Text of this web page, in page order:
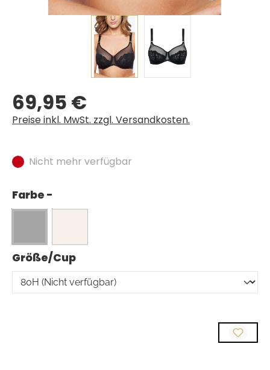
Regulärer Preis:
69,95 €
Preise inkl. MwSt. zzgl. Versandkosten.
Nicht mehr verfügbar
Farbe -
Größe/Cupauswählen